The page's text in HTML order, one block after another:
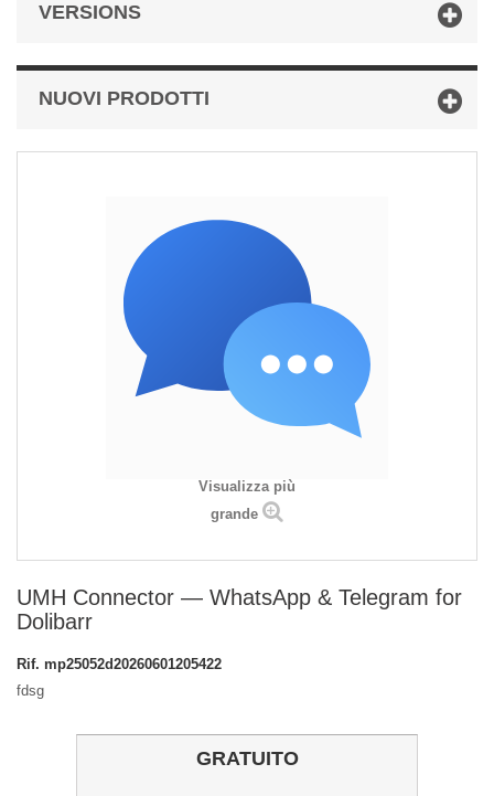
VERSIONS
NUOVI PRODOTTI
Visualizza più
grande
UMH Connector — WhatsApp & Telegram for
Dolibarr
Rif. mp25052d20260601205422
fdsg
GRATUITO